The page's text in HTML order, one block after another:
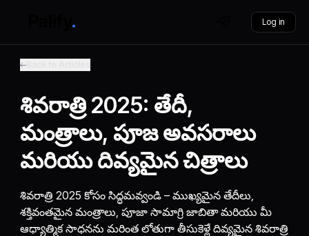
Log in
శివరాత్రి 2025: తేదీ,
మంత్రాలు, పూజ అవసరాలు
మరియు దివ్యమైన చిత్రాలు
శివరాత్రి 2025 కోసం సిద్ధమవ్వండి – ముఖ్యమైన తేదీలు,
శక్తివంతమైన మంత్రాలు, పూజా సామాగ్రి జాబితా మరియు మీ
ఆధ్యాత్మిక సాధనను మరింత లోతుగా తీసుకెళ్లే దివ్యమైన శివరాత్రి